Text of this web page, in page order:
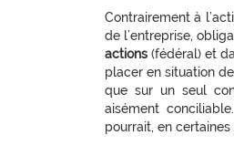
Contrairement à
de l’entreprise,
actions(fédéral) et
placer en situation
que sur un seul
aisément
pourrait, en